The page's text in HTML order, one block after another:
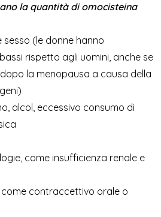
la quantità di omocisteina
sesso (le donne hanno
rispetto agli uomini, anche se
la menopausa a causa della
alcol, eccessivo consumo di
come insufficienza renale e
come contraccettivo orale o